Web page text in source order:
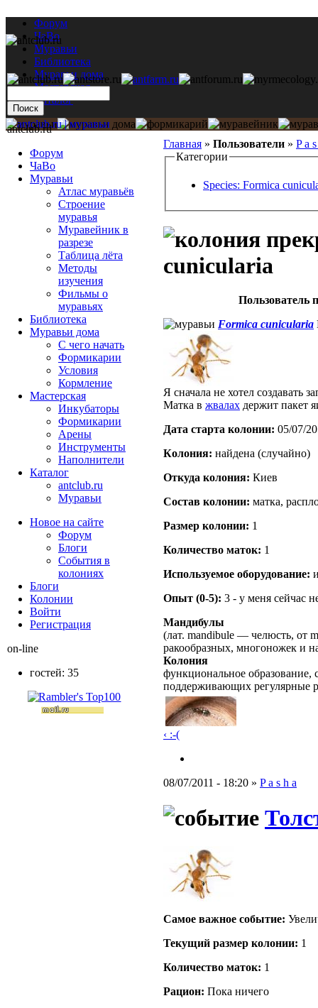
Форум
ЧаВо
Муравьи
Библиотека
Муравьи дома
Мастерская
Каталог
Главная » Пользователи » P a
Категории
Species: Formica
cunicularia
Пользователь
Formica cunicularia
Я сначала не хотел создавать
Матка в жвалах держит пакет
Дата старта кoлонии: 05/07/
Кoлония: найдена (случайно)
Откуда кoлония: Киев
Состав кoлонии: матка,
Размер кoлонии: 1
Количество маток: 1
Используемое оборудование:
Опыт (0-5): 3 - у меня сейчас
Мандибулы
(лат. mandibule — челюсть, от
ракообразных, многоножек и
Колония
функциональное образование,
поддерживающих регулярные
‹ :-(
08/07/2011 - 18:20 » P a s h a
Самое важное событие:
Текущий размер кoлонии: 1
Количество маток: 1
Рацион: Пока ничего
antclub.ru
Форум
ЧаВо
Муравьи
Атлас муравьёв
Строение
муравья
Муравейник в
разрезе
Таблица лёта
Методы
изучения
Фильмы о
муравьях
Библиотека
Муравьи дома
С чего начать
Формикарии
Условия
Кормление
Мастерская
Инкубаторы
Формикарии
Арены
Инструменты
Наполнители
Каталог
antclub.ru
Муравьи
Новое на сайте
Форум
Блоги
События в
колониях
Блоги
Колонии
Войти
Peгиcтpaция
on-line
гостей: 35